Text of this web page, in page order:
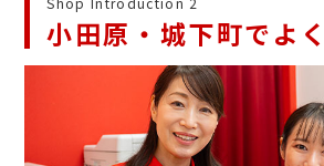
小田原・城下町でよ